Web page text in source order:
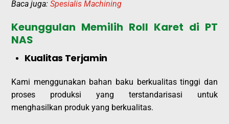
Baca juga:Spesialis Machining
Keunggulan Memilih Roll Karet di PT
NAS
Kualitas Terjamin
Kami menggunakan bahan baku berkualitas tinggi dan
proses produksi yang terstandarisasi untuk
menghasilkan produk yang berkualitas.